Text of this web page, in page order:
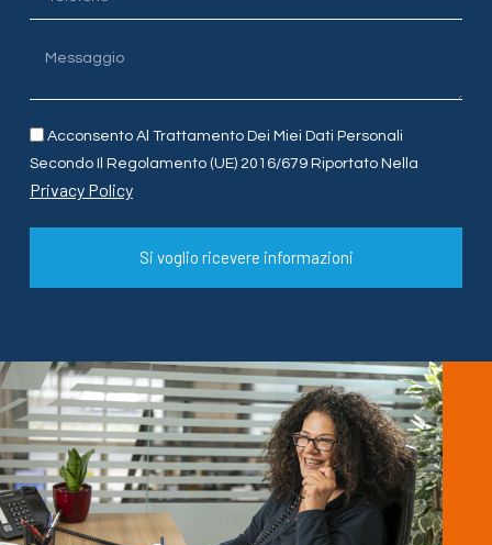
Acconsento Al Trattamento Dei Miei Dati Personali
Secondo Il Regolamento (UE) 2016/679 Riportato Nella
Privacy Policy
Si voglio ricevere informazioni